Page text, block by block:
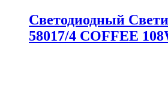
Светодиодный
58017/4 COFFEE